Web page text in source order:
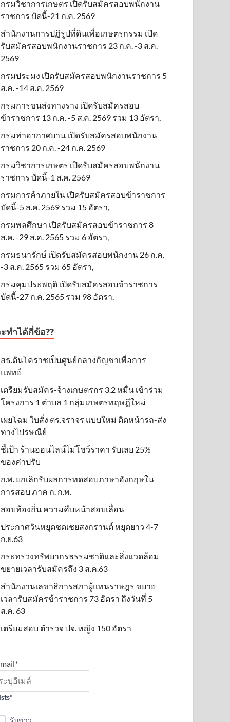
กรมวิชาการเกษตร เปิดรับสมัครสอบพนักงาน
ราชการ บัดนี้-21 ก.ค. 2569
สำนักงานการปฏิรูปที่ดินเพื่อเกษตรกรรม เปิด
รับสมัครสอบพนักงานราชการ 23 ก.ค. -3 ส.ค.
2569
กรมประมง เปิดรับสมัครสอบพนักงานราชการ 5
ส.ค. -14 ส.ค. 2569
กรมการขนส่งทางราง เปิดรับสมัครสอบ
ข้าราชการ 13 ก.ค. -5 ส.ค. 2569 รวม 13 อัตรา,
กรมท่าอากาศยาน เปิดรับสมัครสอบพนักงาน
ราชการ 20 ก.ค. -24 ก.ค. 2569
กรมวิชาการเกษตร เปิดรับสมัครสอบพนักงาน
ราชการ บัดนี้-1 ส.ค. 2569
กรมการค้าภายใน เปิดรับสมัครสอบข้าราชการ
บัดนี้-5 ส.ค. 2569 รวม 15 อัตรา,
กรมพลศึกษา เปิดรับสมัครสอบข้าราชการ 8
ส.ค. -29 ส.ค. 2565 รวม 6 อัตรา,
กรมธนารักษ์ เปิดรับสมัครสอบพนักงาน 26 ก.ค.
-3 ส.ค. 2565 รวม 65 อัตรา,
กรมคุมประพฤติ เปิดรับสมัครสอบข้าราชการ
บัดนี้-27 ก.ค. 2565 รวม 98 อัตรา,
ทำได้กี่ข้อ??
สธ.ดันโคราชเป็นศูนย์กลางกัญชาเพื่อการ
แพทย์
เตรียมรับสมัคร-จ้างเกษตรกร 3.2 หมื่น เข้าร่วม
โครงการ 1 ตำบล 1 กลุ่มเกษตรทฤษฎีใหม่
เผยโฉม ใบสั่ง ตร.จราจร แบบใหม่ ติดหน้ารถ-ส่ง
ทางไปรษณีย์
ชี้เป้า ร้านออนไลน์ไม่โชว์ราคา รับเลย 25%
ของค่าปรับ
ก.พ. ยกเลิกรับผลการทดสอบภาษาอังกฤษใน
การสอบ ภาค ก. ก.พ.
สอบท้องถิ่น ความคืบหน้าสอบเลื่อน
ประกาศวันหยุดชดเชยสงกรานต์ หยุดยาว 4-7
ก.ย.63
กระทรวงทรัพยากรธรรมชาติและสิ่งแวดล้อม
ขยายเวลารับสมัครถึง 3 ส.ค.63
สำนักงานเลขาธิการสภาผู้แทนราษฎร ขยาย
เวลารับสมัครข้าราชการ 73 อัตรา ถึงวันที่ 5
ส.ค. 63
เตรียมสอบ ตำรวจ ปจ. หญิง 150 อัตรา
รับข่าว